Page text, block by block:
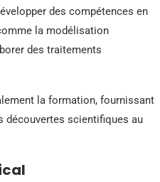
des compétences en
la modélisation
des traitements
la formation, fournissant
découvertes scientifiques au